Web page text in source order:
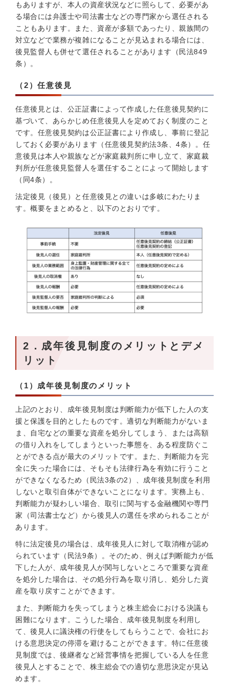
もありますが、本人の資産状況などに照らして、必要があ
る場合には弁護士や司法書士などの専門家から選任される
こともあります。また、資産が多額であったり、親族間の
対立などで業務が複雑になることが見込まれる場合には、
後見監督人も併せて選任されることがあります（民法849
条）。
（2）任意後見
任意後見とは、公正証書によって作成した任意後見契約に
基づいて、あらかじめ任意後見人を定めておく制度のこと
です。任意後見契約は公正証書により作成し、事前に登記
しておく必要があります（任意後見契約法3条、4条）。任
意後見は本人や親族などが家庭裁判所に申し立て、家庭裁
判所が任意後見監督人を選任することによって開始します
（同4条）。
法定後見（後見）と任意後見との違いは多岐にわたりま
す。概要をまとめると、以下のとおりです。
2．成年後見制度のメリットとデメ
リット
（1）成年後見制度のメリット
上記のとおり、成年後見制度は判断能力が低下した人の支
援と保護を目的としたものです。適切な判断能力がないま
ま、自宅などの重要な資産を処分してしまう、または高額
の借り入れをしてしまうといった事態を、ある程度防ぐこ
とができる点が最大のメリットです。また、判断能力を完
全に失った場合には、そもそも法律行為を有効に行うこと
ができなくなるため（民法3条の2）、成年後見制度を利用
しないと取引自体ができないことになります。実務上も、
判断能力が疑わしい場合、取引に関与する金融機関や専門
家（司法書士など）から後見人の選任を求められることが
あります。
特に法定後見の場合は、成年後見人に対して取消権が認め
られています（民法9条）。そのため、例えば判断能力が低
下した人が、成年後見人が関与しないところで重要な資産
を処分した場合は、その処分行為を取り消し、処分した資
産を取り戻すことができます。
また、判断能力を失ってしまうと株主総会における決議も
困難になります。こうした場合、成年後見制度を利用し
て、後見人に議決権の行使をしてもらうことで、会社にお
ける意思決定の停滞を避けることができます。特に任意後
見制度では、後継者など経営事情を把握している人を任意
後見人とすることで、株主総会での適切な意思決定が見込
めます。